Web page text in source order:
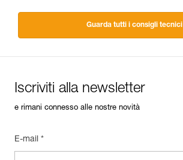
Guarda tutti i consigli tecnici
Iscriviti alla newsletter
e rimani connesso alle nostre novità
E-mail *